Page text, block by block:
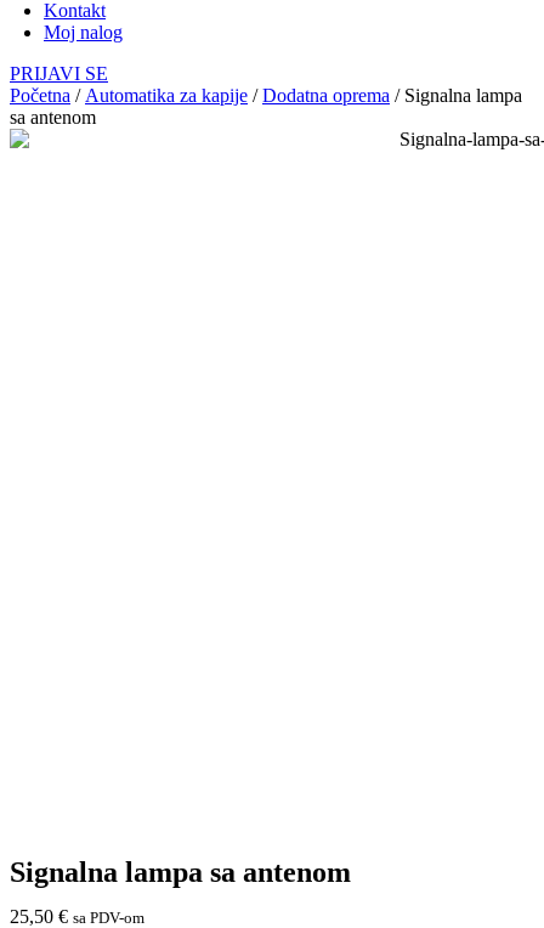
Kontakt
Moj nalog
PRIJAVI SE
Početna / Automatika za kapije /Dodatna oprema / Signalna lampa
sa antenom
Signalna lampa sa antenom
25,50 € sa PDV-om